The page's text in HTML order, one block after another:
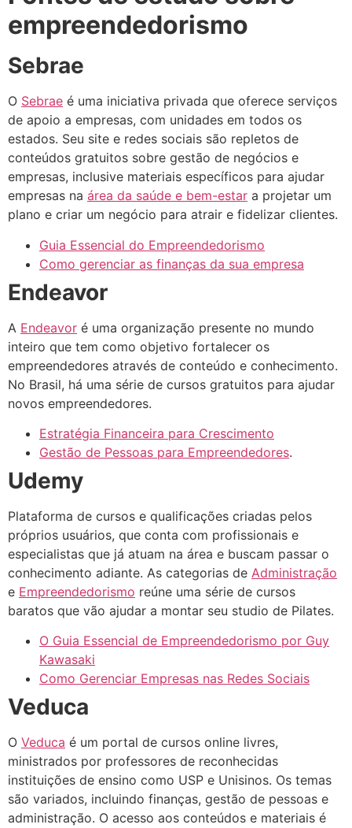
empreendedorismo
Sebrae
O Sebrae é uma iniciativa privada que oferece serviços
de apoio a empresas, com unidades em todos os
estados. Seu site e redes sociais são repletos de
conteúdos gratuitos sobre gestão de negócios e
empresas, inclusive materiais específicos para ajudar
empresas na área da saúde e bem-estar a projetar um
plano e criar um negócio para atrair e fidelizar clientes.
Guia Essencial do Empreendedorismo
Como gerenciar as finanças da sua empresa
Endeavor
A Endeavor é uma organização presente no mundo
inteiro que tem como objetivo fortalecer os
empreendedores através de conteúdo e conhecimento.
No Brasil, há uma série de cursos gratuitos para ajudar
novos empreendedores.
Estratégia Financeira para Crescimento
Gestão de Pessoas para Empreendedores.
Udemy
Plataforma de cursos e qualificações criadas pelos
próprios usuários, que conta com profissionais e
especialistas que já atuam na área e buscam passar o
conhecimento adiante. As categorias de Administração
e Empreendedorismo reúne uma série de cursos
baratos que vão ajudar a montar seu studio de Pilates.
O Guia Essencial de Empreendedorismo por Guy
Kawasaki
Como Gerenciar Empresas nas Redes Sociais
Veduca
O Veduca é um portal de cursos online livres,
ministrados por professores de reconhecidas
instituições de ensino como USP e Unisinos. Os temas
são variados, incluindo finanças, gestão de pessoas e
administração. O acesso aos conteúdos e materiais é